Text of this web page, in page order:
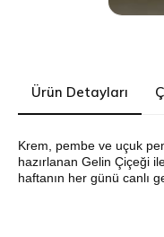
Ürün Detayları
Krem, pembe ve uçuk
hazırlanan Gelin Çiçeği
haftanın her günü canlı